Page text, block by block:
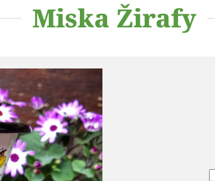
Miska Žirafy